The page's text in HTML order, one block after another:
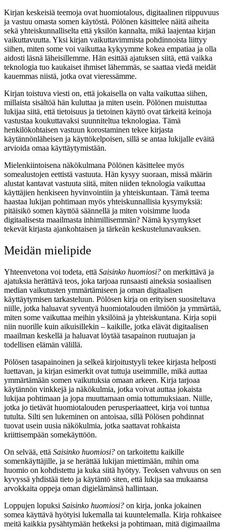
Kirjan keskeisiä teemoja ovat huomiotalous, digitaalinen riippuvuus
ja vastuu omasta somen käytöstä. Pölönen käsittelee näitä aiheita
sekä yhteiskunnalliselta että yksilön kannalta, mikä laajentaa kirjan
vaikuttavuutta. Yksi kirjan vaikuttavimmista pohdinnoista liittyy
siihen, miten some voi vaikuttaa kykyymme kokea empatiaa ja olla
aidosti läsnä läheisillemme. Hän esittää ajatuksen siitä, että vaikka
teknologia tuo kaukaiset ihmiset lähemmäs, se saattaa viedä meidät
kauemmas niistä, jotka ovat vieressämme.
Kirjan toistuva viesti on, että jokaisella on valta vaikuttaa siihen,
millaista sisältöä hän kuluttaa ja miten usein. Pölönen muistuttaa
lukijaa siitä, että tietoisuus ja tietoinen käyttö ovat tärkeitä keinoja
vastustaa koukuttavaksi suunniteltua teknologiaa. Tämä
henkilökohtaisen vastuun korostaminen tekee kirjasta
käytännönläheisen ja käyttökelpoisen, sillä se antaa lukijalle eväitä
arvioida omaa käyttäytymistään.
Mielenkiintoisena näkökulmana Pölönen käsittelee myös
somealustojen eettistä vastuuta. Hän kysyy suoraan, missä määrin
alustat kantavat vastuuta siitä, miten niiden teknologia vaikuttaa
käyttäjien henkiseen hyvinvointiin ja yhteiskuntaan. Tämä teema
haastaa lukijan pohtimaan myös yhteiskunnallisia kysymyksiä:
pitäisikö somen käyttöä säännellä ja miten voisimme luoda
digitaalisesta maailmasta inhimillisemmän? Nämä kysymykset
tekevät kirjasta ajankohtaisen ja tärkeän keskustelunavauksen.
Meidän mielipide
Yhteenvetona voi todeta, että Saisinko huomiosi? on merkittävä ja
ajatuksia herättävä teos, joka tarjoaa runsaasti aineksia sosiaalisen
median vaikutusten ymmärtämiseen ja oman digitaalisen
käyttäytymisen tarkasteluun. Pölösen kirja on erityisen suositeltava
niille, jotka haluavat syventyä huomiotalouden ilmiöön ja ymmärtää,
miten some vaikuttaa meihin yksilöinä ja yhteiskuntana. Kirja sopii
niin nuorille kuin aikuisillekin – kaikille, jotka elävät digitaalisen
maailman keskellä ja haluavat löytää tasapainon ruutuajan ja
todellisen elämän välillä.
Pölösen tasapainoinen ja selkeä kirjoitustyyli tekee kirjasta helposti
luettavan, ja kirjan esimerkit ovat tuttuja useimmille, mikä auttaa
ymmärtämään somen vaikutuksia omaan arkeen. Kirja tarjoaa
käytännön vinkkejä ja näkökulmia, jotka voivat auttaa jokaista
lukijaa pohtimaan ja jopa muuttamaan omia tottumuksiaan. Niille,
jotka jo tietävät huomiotalouden perusperiaatteet, kirja voi tuntua
tutulta. Silti sen lukeminen on antoisaa, sillä Pölösen pohdinnat
tuovat usein uusia näkökulmia, jotka saattavat rohkaista
kriittisempään somekäyttöön.
On selvää, että Saisinko huomiosi? on tarkoitettu kaikille
somenkäyttäjille, ja se herättää lukijan miettimään, mihin oma
huomio on kohdistettu ja kuka siitä hyötyy. Teoksen vahvuus on sen
kyvyssä yhdistää tieto ja käytäntö siten, että lukija saa mukaansa
arvokkaita oppeja oman digielämänsä hallintaan.
Loppujen lopuksi Saisinko huomiosi? on kirja, jonka jokainen
somea käyttävä hyötyisi lukemalla tai kuuntelemalla. Kirja rohkaisee
meitä kaikkia pysähtymään hetkeksi ja pohtimaan, mitä digimaailma